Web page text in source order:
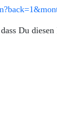
Du diesen